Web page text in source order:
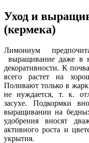
Уход и
(кермека)
Лимониум
выращивание даже в
декоративности. К
всего растет на
Поливают только в
не нуждается, т. к.
засухе. Подкормки
выращивании на
удобрения вносят
активного роста и
укрытия.